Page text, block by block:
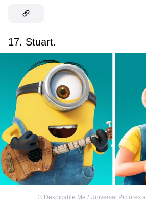
17. Stuart.
© Despicable Me / Universal Pictures